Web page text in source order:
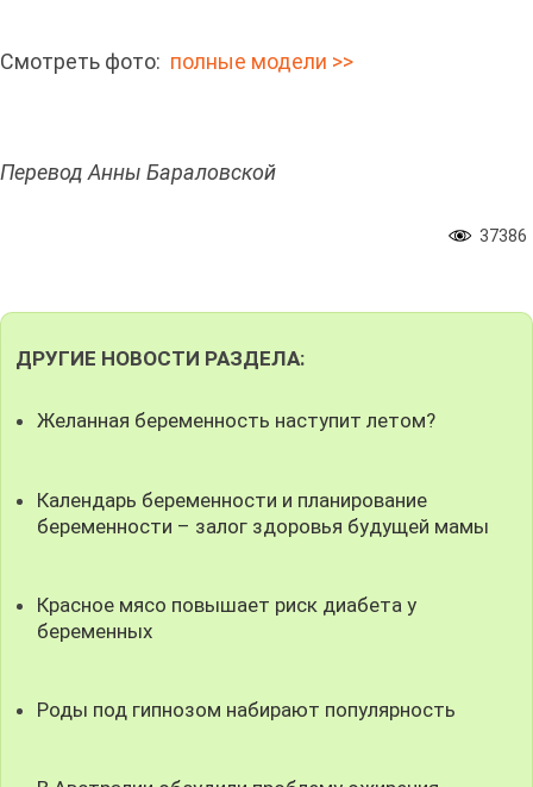
Смотреть фото: полные модели >>
Перевод Анны Бараловской
37386
ДРУГИЕ НОВОСТИ РАЗДЕЛА:
Желанная беременность наступит летом?
Календарь беременности и планирование
беременности – залог здоровья будущей мамы
Красное мясо повышает риск диабета у
беременных
Роды под гипнозом набирают популярность